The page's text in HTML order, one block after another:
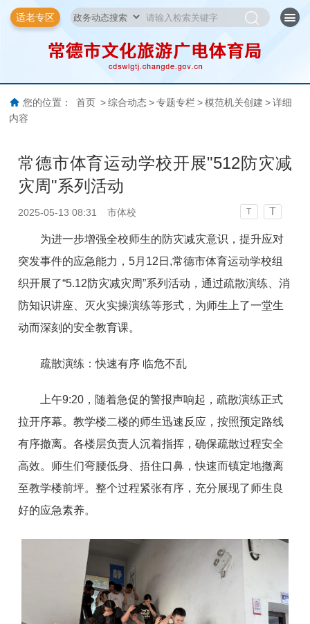
适老专区
您的位置： 首页 > 综合动态 > 专题专栏 > 模范机关创建 > 详细
内容
常德市体育运动学校开展"512防灾减
灾周"系列活动
2025-05-13 08:31 市体校 T T
为进一步增强全校师生的防灾减灾意识，提升应对
突发事件的应急能力，5月12日,常德市体育运动学校组
织开展了“5.12防灾减灾周”系列活动，通过疏散演练、消
防知识讲座、灭火实操演练等形式，为师生上了一堂生
动而深刻的安全教育课。
疏散演练：快速有序 临危不乱
上午9:20，随着急促的警报声响起，疏散演练正式
拉开序幕。教学楼二楼的师生迅速反应，按照预定路线
有序撤离。各楼层负责人沉着指挥，确保疏散过程安全
高效。师生们弯腰低身、捂住口鼻，快速而镇定地撤离
至教学楼前坪。整个过程紧张有序，充分展现了师生良
好的应急素养。